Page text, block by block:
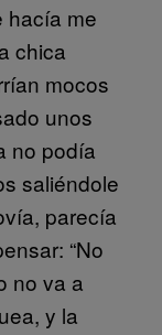
hacía me
chica
mocos
unos
no podía
saliéndole
parecía
“No
no va a
y la